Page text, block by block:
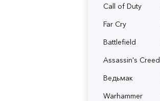
Call of Duty
Far Cry
Battlefield
Assassin's Creed
Ведьмак
Warhammer